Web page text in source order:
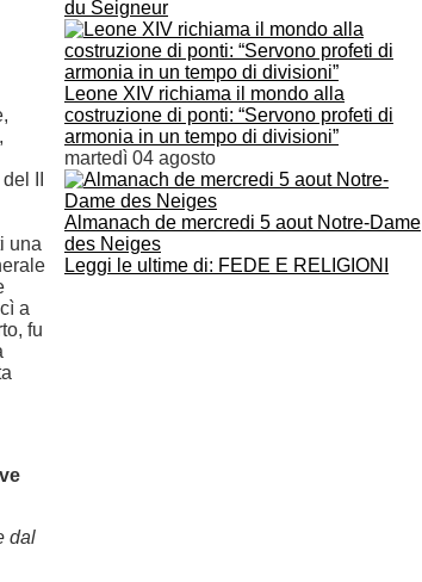
du Seigneur
Leone XIV richiama il mondo alla
costruzione di ponti: “Servono profeti di
armonia in un tempo di divisioni”
martedì 04 agosto
Almanach de mercredi 5 aout Notre-Dame
des Neiges
Leggi le ultime di: FEDE E RELIGIONI
II
una
a
fu
dal